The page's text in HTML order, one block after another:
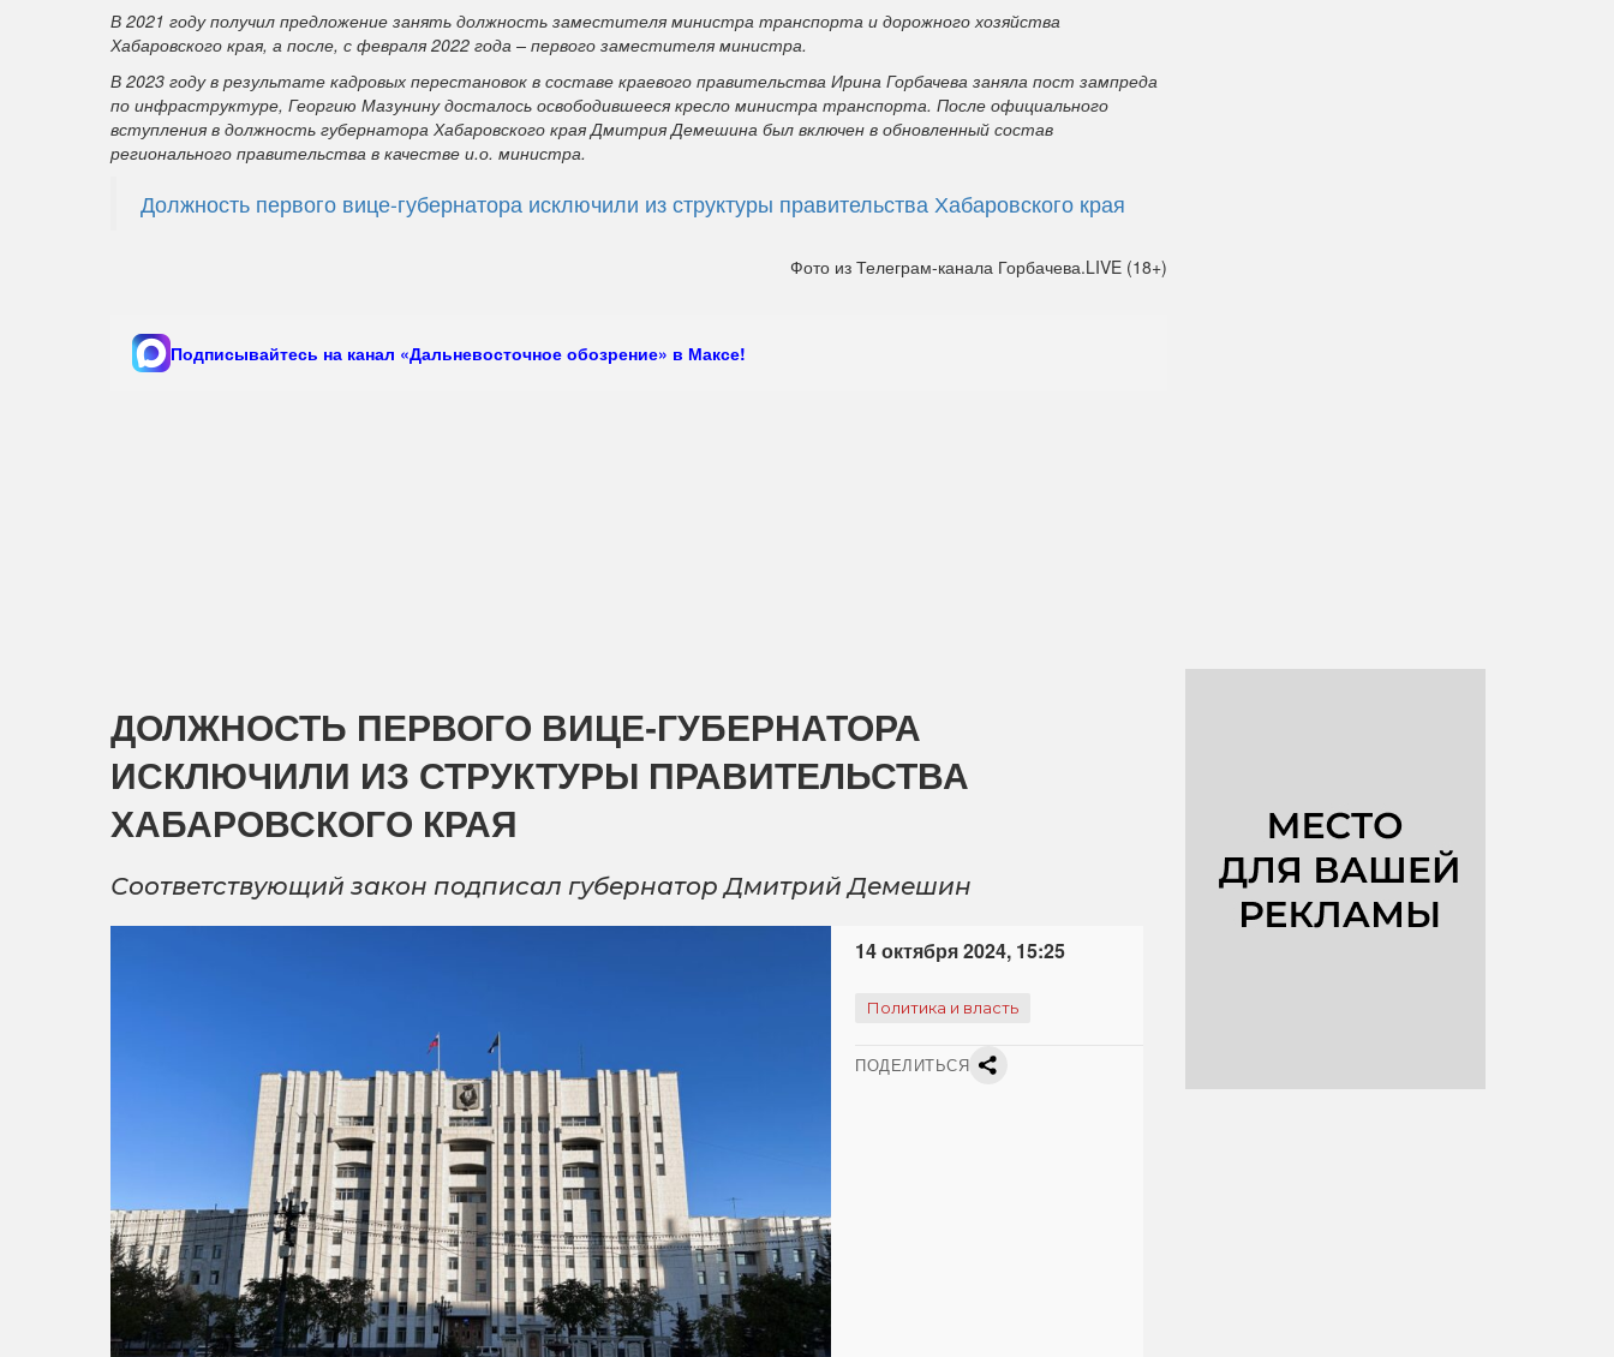
В 2021 году получил предложение занять должность заместителя министра транспорта и дорожного хозяйства
Хабаровского края, а после, с февраля 2022 года – первого заместителя министра.
В 2023 году в результате кадровых перестановок в составе краевого правительства Ирина Горбачева заняла пост зампреда
по инфраструктуре, Георгию Мазунину досталось освободившееся кресло министра транспорта. После официального
вступления в должность губернатора Хабаровского края Дмитрия Демешина был включен в обновленный состав
регионального правительства в качестве и.о. министра.
Должность первого вице-губернатора исключили из структуры правительства Хабаровского края
Фото из Телеграм-канала Горбачева.LIVE (18+)
Подписывайтесь на канал «Дальневосточное обозрение» в Максе!
ДОЛЖНОСТЬ ПЕРВОГО ВИЦЕ-ГУБЕРНАТОРА
ИСКЛЮЧИЛИ ИЗ СТРУКТУРЫ ПРАВИТЕЛЬСТВА
ХАБАРОВСКОГО КРАЯ
Соответствующий закон подписал губернатор Дмитрий Демешин
14 октября 2024, 15:25
Политика и власть
ПОДЕЛИТЬСЯ